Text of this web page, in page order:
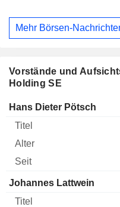
Mehr Börsen-
Vorstände und
Holding SE
Manager Titel Alter
Hans Dieter Pötsch
Johannes Lattwein